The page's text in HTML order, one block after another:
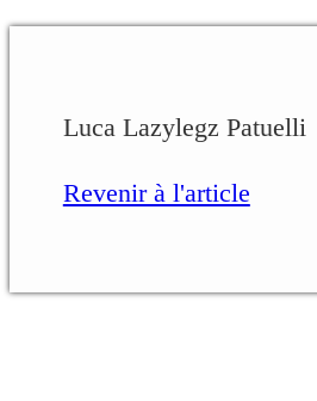
Luca Lazylegz Patuelli
Revenir à l'article